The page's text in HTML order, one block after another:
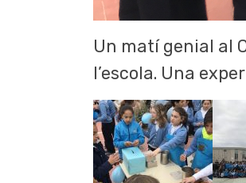
Un matí genial al
l’escola. Una